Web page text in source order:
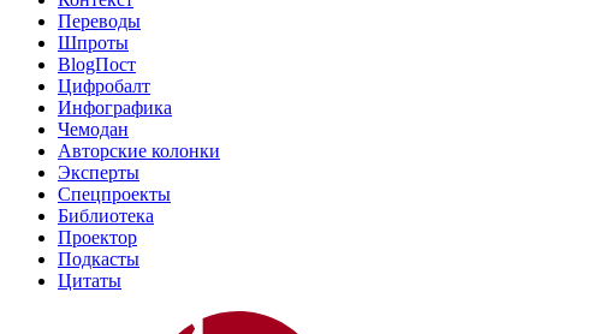
Переводы
Шпроты
BlogПост
Цифробалт
Инфографика
Чемодан
Авторские колонки
Эксперты
Спецпроекты
Библиотека
Проектор
Подкасты
Цитаты